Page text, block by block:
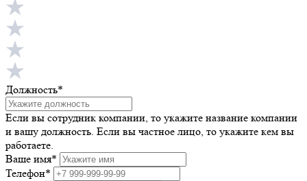
Должность*
Если вы сотрудник компании, то укажите название компании
и вашу должность. Если вы частное лицо, то укажите кем вы
работаете.
Ваше имя*
Телефон*